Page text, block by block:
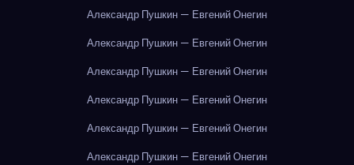
Александр Пушкин — Евгений Онегин
Александр Пушкин — Евгений Онегин
Александр Пушкин — Евгений Онегин
Александр Пушкин — Евгений Онегин
Александр Пушкин — Евгений Онегин
Александр Пушкин — Евгений Онегин